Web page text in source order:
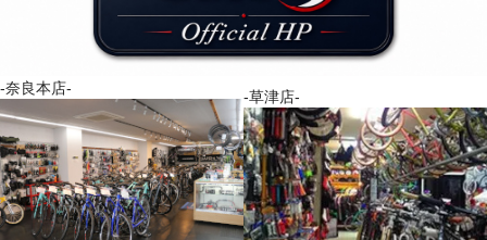
-奈良本店- -草津店-